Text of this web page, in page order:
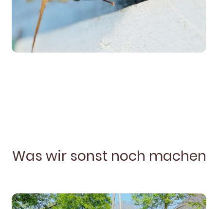
Was wir sonst noch machen